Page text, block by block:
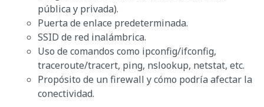
pública y privada).
Puerta de enlace predeterminada.
SSID de red inalámbrica.
Uso de comandos como ipconfig/ifconfig,
traceroute/tracert, ping, nslookup, netstat, etc.
Propósito de un firewall y cómo podría afectar la
conectividad.